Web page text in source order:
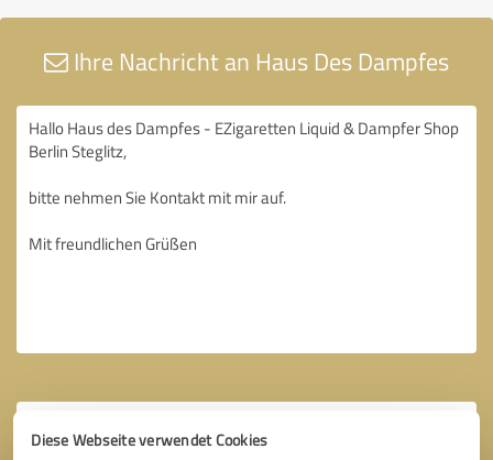
Diese Webseite verwendet Cookies
Ihre Nachricht an Haus Des Dampfes